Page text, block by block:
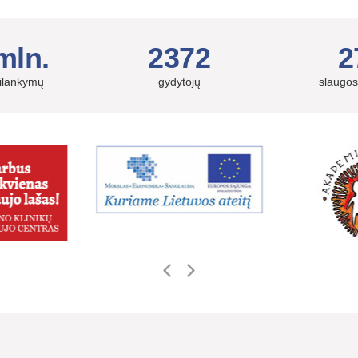
2372
gydytojų